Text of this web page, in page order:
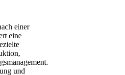
einer
eine
und